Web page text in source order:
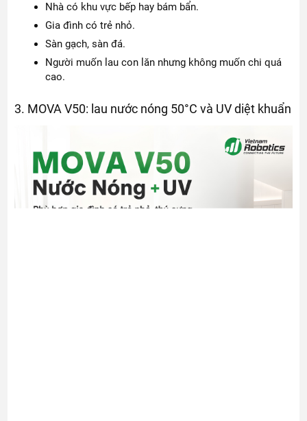
Nhà có khu vực bếp hay bám bẩn.
Gia đình có trẻ nhỏ.
Sàn gạch, sàn đá.
Người muốn lau con lăn nhưng không muốn chi quá
cao.
3. MOVA V50: lau nước nóng 50°C và UV diệt khuẩn